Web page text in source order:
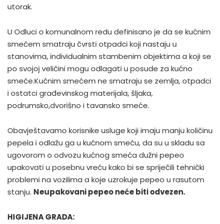
utorak.
U Odluci o komunalnom redu definisano je da se kućnim
smećem smatraju čvrsti otpadci koji nastaju u
stanovima, individualnim stambenim objektima a koji se
po svojoj veličini mogu odlagati u posude za kućno
smeće.Kućnim smećem ne smatraju se zemlja, otpadci
i ostatci građevinskog materijala, šljaka,
podrumsko,dvorišno i tavansko smeće.
Obavještavamo korisnike usluge koji imaju manju količinu
pepela i odlažu ga u kućnom smeću, da su u skladu sa
ugovorom o odvozu kućnog smeća dužni pepeo
upakovati u posebnu vreću kako bi se spriječili tehnički
problemi na vozilima a koje uzrokuje pepeo u rasutom
stanju. Neupakovani pepeo neće biti odvezen.
HIGIJENA GRADA: